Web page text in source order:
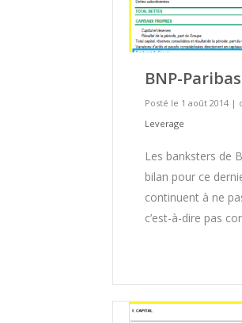
BNP-
Posté le 1 août 2014 |
Leverage
Les banksters de
bilan pour ce
continuent à ne
c’est-à-dire pas